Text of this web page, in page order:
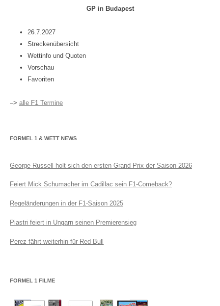
GP in Budapest
26.7.2027
Streckenübersicht
Wettinfo und Quoten
Vorschau
Favoriten
–> alle F1 Termine
FORMEL 1 & WETT NEWS
George Russell holt sich den ersten Grand Prix der Saison 2026
Feiert Mick Schumacher im Cadillac sein F1-Comeback?
Regeländerungen in der F1-Saison 2025
Piastri feiert in Ungarn seinen Premierensieg
Perez fährt weiterhin für Red Bull
FORMEL 1 FILME